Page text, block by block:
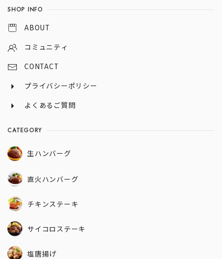
SHOP INFO
ABOUT
コミュニティ
CONTACT
プライバシーポリシー
よくあるご質問
CATEGORY
生ハンバーグ
直火ハンバーグ
チキンステーキ
サイコロステーキ
塩唐揚げ